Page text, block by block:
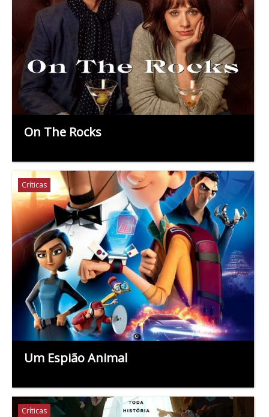
On The Rocks
Críticas
Um Espião Animal
Críticas